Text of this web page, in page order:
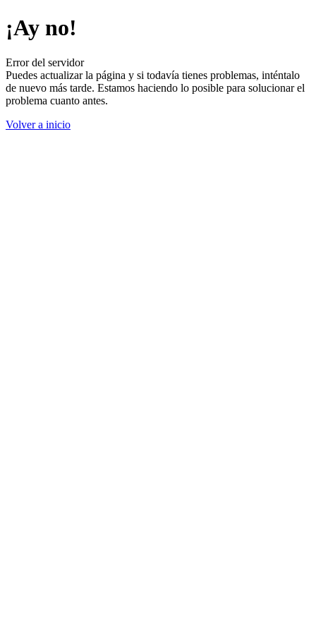
¡Ay no!
Error del servidor
Puedes actualizar la página y si todavía tienes problemas, inténtalo
de nuevo más tarde. Estamos haciendo lo posible para solucionar el
problema cuanto antes.
Volver a inicio